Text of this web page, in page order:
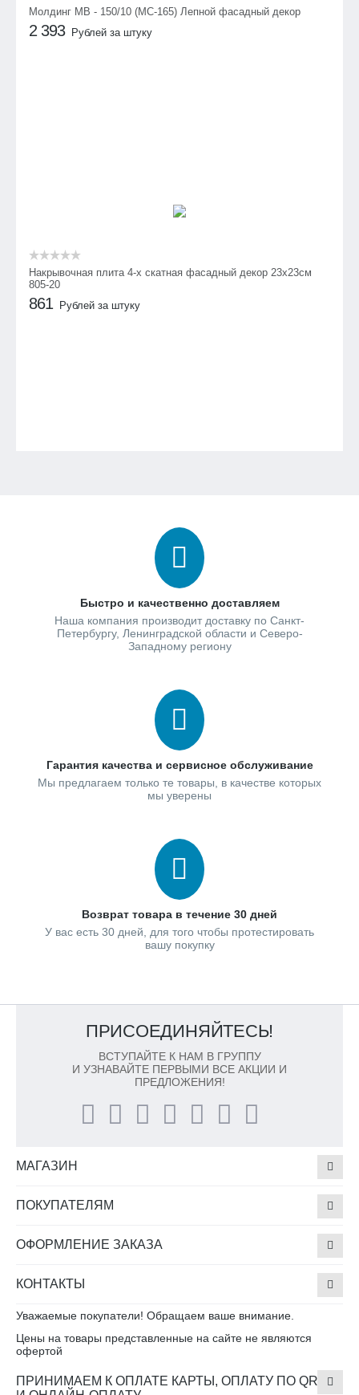
Молдинг МВ - 150/10 (МС-165) Лепной фасадный декор
2 393 Рублей за штуку
Накрывочная плита 4-х скатная фасадный декор 23х23см
805-20
861 Рублей за штуку
Быстро и качественно доставляем
Наша компания производит доставку по Санкт-
Петербургу, Ленинградской области и Северо-
Западному региону
Гарантия качества и сервисное обслуживание
Мы предлагаем только те товары, в качестве которых
мы уверены
Возврат товара в течение 30 дней
У вас есть 30 дней, для того чтобы протестировать
вашу покупку
ПРИСОЕДИНЯЙТЕСЬ!
ВСТУПАЙТЕ К НАМ В ГРУППУ
И УЗНАВАЙТЕ ПЕРВЫМИ ВСЕ АКЦИИ И
ПРЕДЛОЖЕНИЯ!
МАГАЗИН
ПОКУПАТЕЛЯМ
ОФОРМЛЕНИЕ ЗАКАЗА
КОНТАКТЫ
Уважаемые покупатели! Обращаем ваше внимание.
Цены на товары представленные на сайте не являются
офертой
ПРИНИМАЕМ К ОПЛАТЕ КАРТЫ, ОПЛАТУ ПО QR